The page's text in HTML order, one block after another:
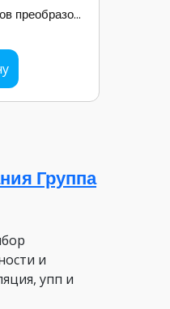
Плата вентиляторов преобразователя частоты K750 24В ONI
Группа
и
упп и